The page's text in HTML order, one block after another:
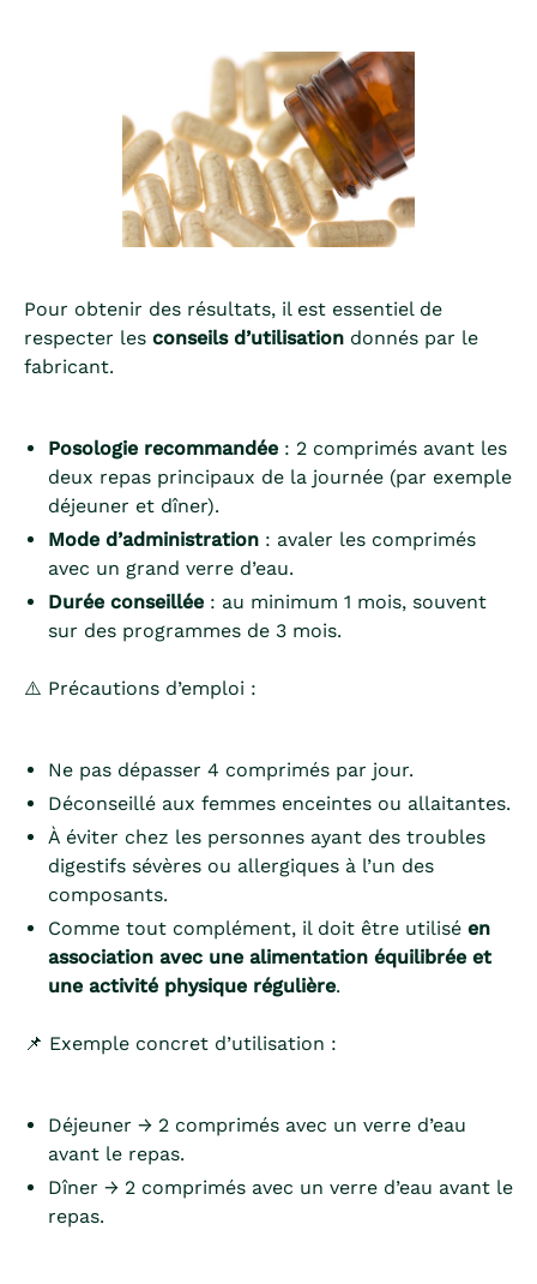
Pour obtenir des résultats, il est essentiel de
respecter les conseils d’utilisation donnés par le
fabricant.
Posologie recommandée : 2 comprimés avant les
deux repas principaux de la journée (par exemple
déjeuner et dîner).
Mode d’administration : avaler les comprimés
avec un grand verre d’eau.
Durée conseillée : au minimum 1 mois, souvent
sur des programmes de 3 mois.
⚠️ Précautions d’emploi :
Ne pas dépasser 4 comprimés par jour.
Déconseillé aux femmes enceintes ou allaitantes.
À éviter chez les personnes ayant des troubles
digestifs sévères ou allergiques à l’un des
composants.
Comme tout complément, il doit être utilisé en
association avec une alimentation équilibrée et
une activité physique régulière.
📌 Exemple concret d’utilisation :
Déjeuner → 2 comprimés avec un verre d’eau
avant le repas.
Dîner → 2 comprimés avec un verre d’eau avant le
repas.